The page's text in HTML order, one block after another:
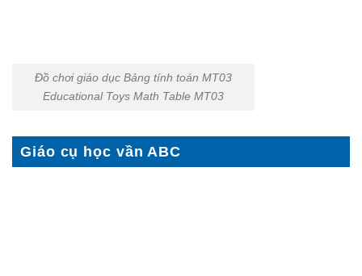
Đồ chơi giáo dục Bảng tính toán MT03
Educational Toys Math Table MT03
Giáo cụ học vần ABC